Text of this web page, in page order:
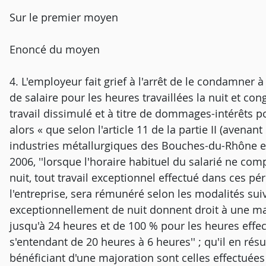
Sur le premier moyen
Enoncé du moyen
4. L'employeur fait grief à l'arrêt de le condamner
de salaire pour les heures travaillées la nuit et
travail dissimulé et à titre de dommages-intérêts
alors « que selon l'article 11 de la partie II
industries métallurgiques des Bouches-du-Rhône
2006, ''lorsque l'horaire habituel du salarié ne
nuit, tout travail exceptionnel effectué dans ces
l'entreprise, sera rémunéré selon les modalités
exceptionnellement de nuit donnent droit à une
jusqu'à 24 heures et de 100 % pour les heures
s'entendant de 20 heures à 6 heures'' ; qu'il en
bénéficiant d'une majoration sont celles